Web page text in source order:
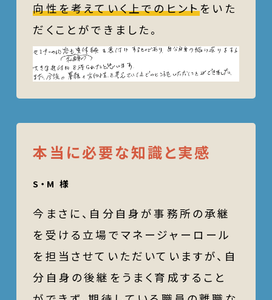
向性を考えていく上でのヒントをいた
だくことができました。
本当に必要な知識と実感
S・M 様
今まさに、自分自身が事務所の承継
を受ける立場でマネージャーロール
を担当させていただいていますが、自
分自身の後継をうまく育成すること